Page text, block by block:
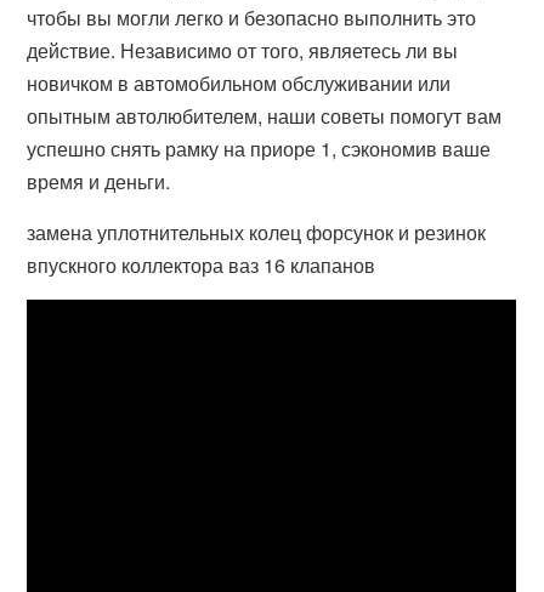
чтобы вы могли легко и безопасно выполнить это
действие. Независимо от того, являетесь ли вы
новичком в автомобильном обслуживании или
опытным автолюбителем, наши советы помогут вам
успешно снять рамку на приоре 1, сэкономив ваше
время и деньги.
замена уплотнительных колец форсунок и резинок
впускного коллектора ваз 16 клапанов